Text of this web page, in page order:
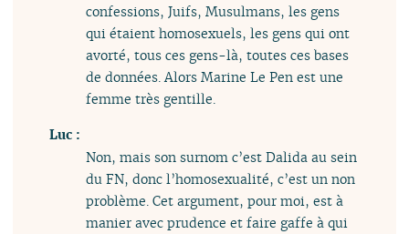
confessions, Juifs, Musulmans, les gens
qui étaient homosexuels, les gens qui ont
avorté, tous ces gens-là, toutes ces bases
de données. Alors Marine Le Pen est une
femme très gentille.
Luc :
Non, mais son surnom c’est Dalida au sein
du FN, donc l’homosexualité, c’est un non
problème. Cet argument, pour moi, est à
manier avec prudence et faire gaffe à qui